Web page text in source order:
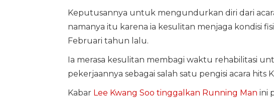
Keputusannya untuk mengundurkan diri dari
namanya itu karena ia kesulitan menjaga kondisi
Februari tahun lalu.
Ia merasa kesulitan membagi waktu rehabilitasi
pekerjaannya sebagai salah satu pengisi acara hits
Kabar Lee Kwang Soo tinggalkan Running Man ini